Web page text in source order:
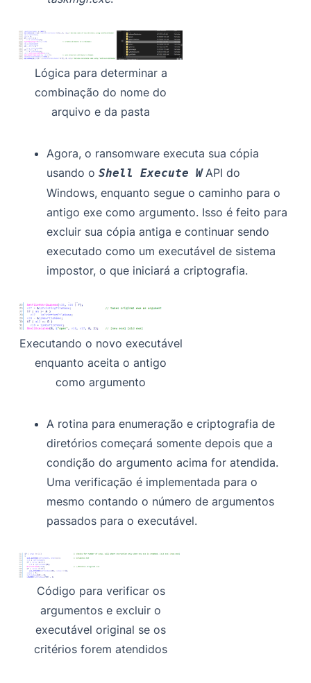
Lógica para determinar a
combinação do nome do
arquivo e da pasta
Agora, o ransomware executa sua cópia
usando oShell Execute W API do
Windows, enquanto segue o caminho para o
antigo exe como argumento. Isso é feito para
excluir sua cópia antiga e continuar sendo
executado como um executável de sistema
impostor, o que iniciará a criptografia.
Executando o novo executável
enquanto aceita o antigo
como argumento
A rotina para enumeração e criptografia de
diretórios começará somente depois que a
condição do argumento acima for atendida.
Uma verificação é implementada para o
mesmo contando o número de argumentos
passados para o executável.
Código para verificar os
argumentos e excluir o
executável original se os
critérios forem atendidos